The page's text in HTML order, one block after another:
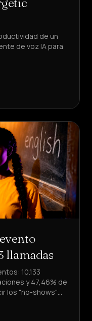
de un
de voz IA para
llamadas
10.133
y 47,46% de
los "no-shows"